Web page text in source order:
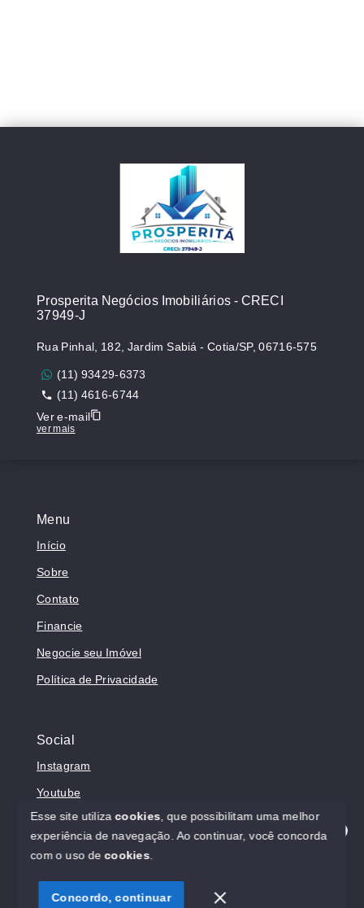
Olá! Estamos disponíveis para te ajudar.
Menu
Início
Sobre
Contato
Financie
Negocie seu Imóvel
Política de Privacidade
Social
Instagram
Youtube
© Copyright 2026 - Prosperita Negócios Imobiliários -
SITE PARA IMOBILIARIA
Prosperita Negócios Imobiliários - CRECI
37949-J
Rua Pinhal, 182, Jardim Sabiá - Cotia/SP, 06716-575
(11) 93429-6373
(11) 4616-6744
Ver e-mail
ver mais
Esse site utilizacookies , que possibilitam uma melhor
experiência de navegação. Ao continuar, você concorda
com o uso decookies
Concordo, continuar